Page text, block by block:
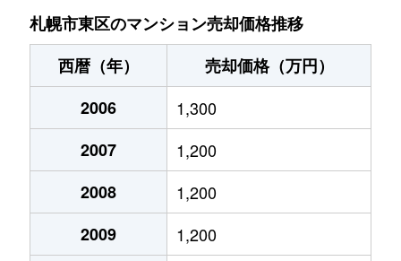
北７条東
4,900万円 札幌(ＪＲ)
北７条東
3,500万円 東区役所前
北８条東
1,200万円
北８条東
1,400万円
北８条東
390万円
北８条東
390万円
札幌市東区のマンション売却価格推移
西暦（年）
売却価格（万円）
2006
1,300
2007
1,200
2008
1,200
2009
1,200